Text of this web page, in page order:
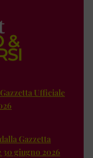
Ufficiale
Gazzetta
30 giugno 2026